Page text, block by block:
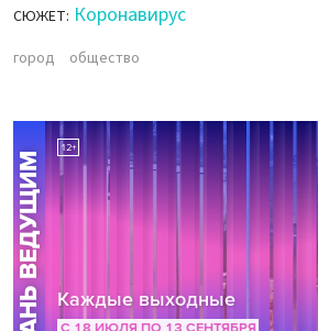
СЮЖЕТ: Коронавирус
город общество